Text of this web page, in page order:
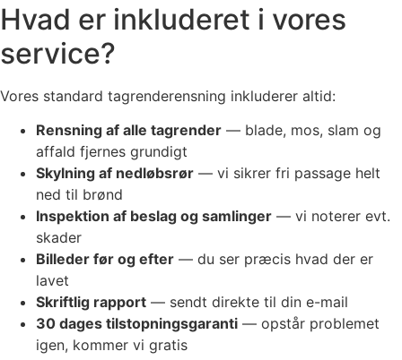
Hvad er inkluderet i vores
service?
Vores standard tagrenderensning inkluderer altid:
Rensning af alle tagrender — blade, mos, slam og
affald fjernes grundigt
Skylning af nedløbsrør — vi sikrer fri passage helt
ned til brønd
Inspektion af beslag og samlinger — vi noterer evt.
skader
Billeder før og efter — du ser præcis hvad der er
lavet
Skriftlig rapport — sendt direkte til din e-mail
30 dages tilstopningsgaranti — opstår problemet
igen, kommer vi gratis